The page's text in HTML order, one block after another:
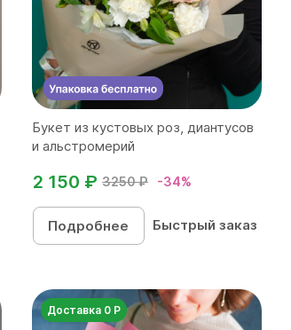
Букет из кустовых роз, диантусов
и альстромерий
3250 ₽ -34%
2 150 ₽
Подробнее Быстрый заказ
Доставка 0 Р